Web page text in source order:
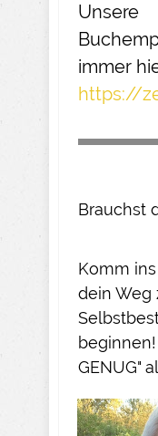
Unsere
immer
https://
Brauchst
Komm
dein Weg
GENUG"